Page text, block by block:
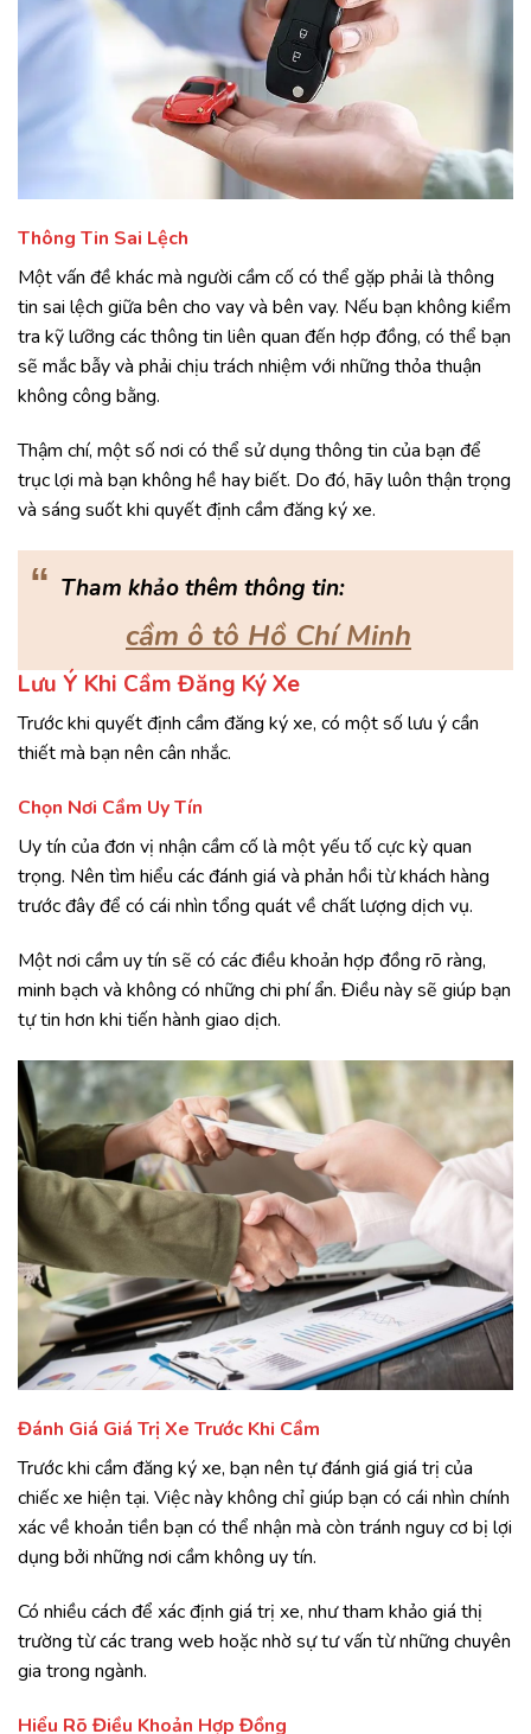
Thông Tin Sai Lệch
Một vấn đề khác mà người cầm cố có thể gặp phải là thông
tin sai lệch giữa bên cho vay và bên vay. Nếu bạn không kiểm
tra kỹ lưỡng các thông tin liên quan đến hợp đồng, có thể bạn
sẽ mắc bẫy và phải chịu trách nhiệm với những thỏa thuận
không công bằng.
Thậm chí, một số nơi có thể sử dụng thông tin của bạn để
trục lợi mà bạn không hề hay biết. Do đó, hãy luôn thận trọng
và sáng suốt khi quyết định cầm đăng ký xe.
“ Tham khảo thêm thông tin:
cầm ô tô Hồ Chí Minh
Lưu Ý Khi Cầm Đăng Ký Xe
Trước khi quyết định cầm đăng ký xe, có một số lưu ý cần
thiết mà bạn nên cân nhắc.
Chọn Nơi Cầm Uy Tín
Uy tín của đơn vị nhận cầm cố là một yếu tố cực kỳ quan
trọng. Nên tìm hiểu các đánh giá và phản hồi từ khách hàng
trước đây để có cái nhìn tổng quát về chất lượng dịch vụ.
Một nơi cầm uy tín sẽ có các điều khoản hợp đồng rõ ràng,
minh bạch và không có những chi phí ẩn. Điều này sẽ giúp bạn
tự tin hơn khi tiến hành giao dịch.
Đánh Giá Giá Trị Xe Trước Khi Cầm
Trước khi cầm đăng ký xe, bạn nên tự đánh giá giá trị của
chiếc xe hiện tại. Việc này không chỉ giúp bạn có cái nhìn chính
xác về khoản tiền bạn có thể nhận mà còn tránh nguy cơ bị lợi
dụng bởi những nơi cầm không uy tín.
Có nhiều cách để xác định giá trị xe, như tham khảo giá thị
trường từ các trang web hoặc nhờ sự tư vấn từ những chuyên
gia trong ngành.
Hiểu Rõ Điều Khoản Hợp Đồng